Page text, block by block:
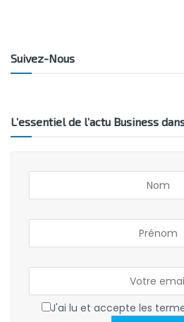
Suivez-Nous
L’essentiel de l’actu Business
J'ai lu et accepte les